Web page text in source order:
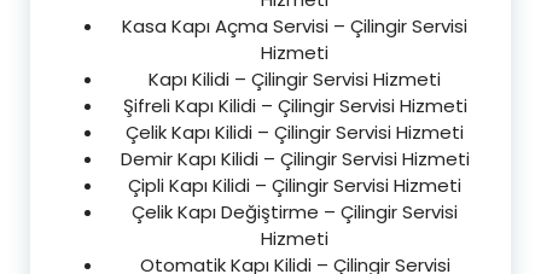
Kasa Kapı Açma Servisi – Çilingir Servisi
Hizmeti
Kapı Kilidi – Çilingir Servisi Hizmeti
Şifreli Kapı Kilidi – Çilingir Servisi Hizmeti
Çelik Kapı Kilidi – Çilingir Servisi Hizmeti
Demir Kapı Kilidi – Çilingir Servisi Hizmeti
Çipli Kapı Kilidi – Çilingir Servisi Hizmeti
Çelik Kapı Değiştirme – Çilingir Servisi
Hizmeti
Otomatik Kapı Kilidi – Çilingir Servisi